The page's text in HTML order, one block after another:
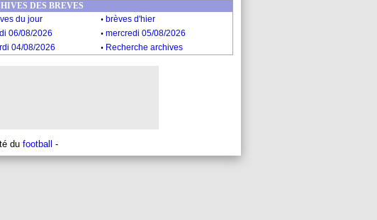
DES BREVES
du jour . brèves d'hier
06/08/2026 . mercredi 05/08/2026
04/08/2026 . Recherche archives
du football -